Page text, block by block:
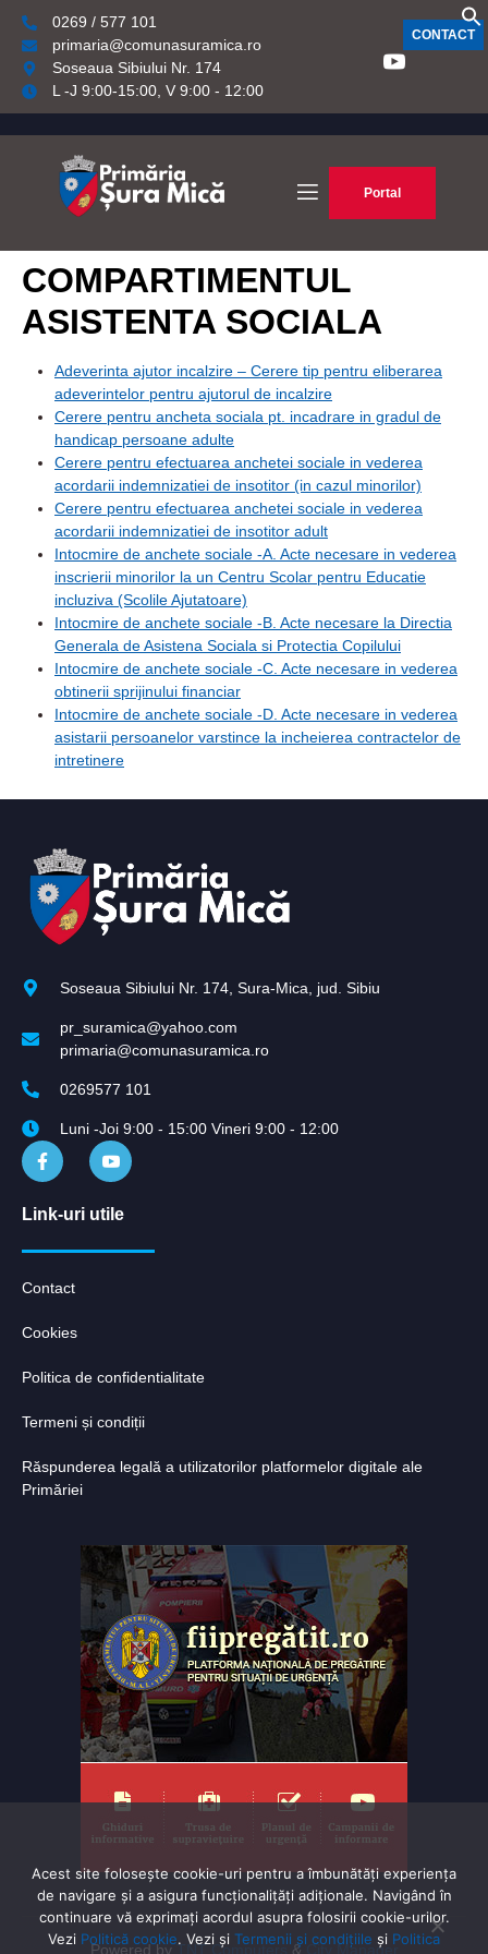
0269 / 577 101
primaria@comunasuramica.ro
Soseaua Sibiului Nr. 174
L -J 9:00-15:00, V 9:00 - 12:00
CONTACT
Portal
COMPARTIMENTUL
ASISTENTA SOCIALA
Adeverinta ajutor incalzire – Cerere tip pentru eliberarea
adeverintelor pentru ajutorul de incalzire
Cerere pentru ancheta sociala pt. incadrare in gradul de
handicap persoane adulte
Cerere pentru efectuarea anchetei sociale in vederea
acordarii indemnizatiei de insotitor (in cazul minorilor)
Cerere pentru efectuarea anchetei sociale in vederea
acordarii indemnizatiei de insotitor adult
Intocmire de anchete sociale -A. Acte necesare in vederea
inscrierii minorilor la un Centru Scolar pentru Educatie
incluziva (Scolile Ajutatoare)
Intocmire de anchete sociale -B. Acte necesare la Directia
Generala de Asistena Sociala si Protectia Copilului
Intocmire de anchete sociale -C. Acte necesare in vederea
obtinerii sprijinului financiar
Intocmire de anchete sociale -D. Acte necesare in vederea
asistarii persoanelor varstince la incheierea contractelor de
intretinere
Soseaua Sibiului Nr. 174, Sura-Mica, jud. Sibiu
pr_suramica@yahoo.com
primaria@comunasuramica.ro
0269577 101
Luni -Joi 9:00 - 15:00 Vineri 9:00 - 12:00
Link-uri utile
Contact
Cookies
Politica de confidentialitate
Termeni și condiții
Răspunderea legală a utilizatorilor platformelor digitale ale
Primăriei
Powered byTNT Computers&City Manager
Acest site folosește cookie-uri pentru a îmbunătăți experiența
de navigare și a asigura funcționalițăți adiționale. Navigând în
continuare vă exprimaţi acordul asupra folosirii cookie-urilor.
Vezi Politică cookie. Vezi și Termenii și condițiile și Politica